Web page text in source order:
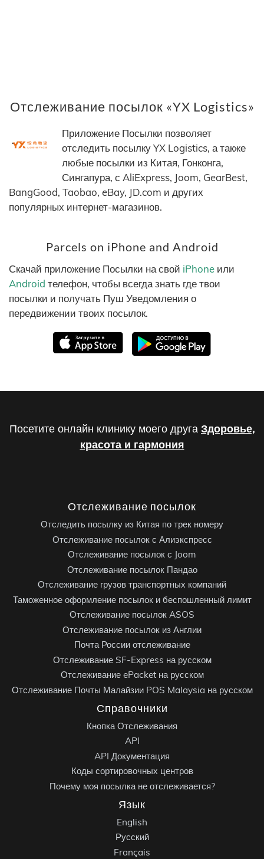
Отслеживание посылок «YX Logistics»
Приложение Посылки позволяет
отследить посылку YX Logistics, а также
любые посылки из Китая, Гонконга,
Сингапура, с AliExpress, Joom, GearBest,
BangGood, Taobao, eBay, JD.com и других
популярных интернет-магазинов.
Parcels on iPhone and Android
Скачай приложение Посылки на свой iPhone или
Android телефон, чтобы всегда знать где твои
посылки и получать Пуш Уведомления о
передвижении твоих посылок.
Посетите онлайн клинику моего друга Здоровье,
красота и гармония
Отслеживание посылок
Отследить посылку из Китая по трек номеру
Отслеживание посылок с Алиэкспресс
Отслеживание посылок с Joom
Отслеживание посылок Пандао
Отслеживание грузов транспортных компаний
Таможенное оформление посылок и беспошленный лимит
Отслеживание посылок ASOS
Отслеживание посылок из Англии
Почта России отслеживание
Отслеживание SF-Express на русском
Отслеживание ePacket на русском
Отслеживание Почты Малайзии POS Malaysia на русском
Справочники
Кнопка Отслеживания
API
API Документация
Коды сортировочных центров
Почему моя посылка не отслеживается?
Язык
English
Русский
Français